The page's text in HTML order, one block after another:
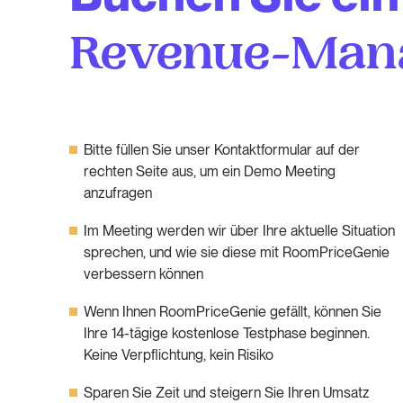
Revenue-
Bitte füllen Sie unser Kontaktformular auf der
rechten Seite aus, um ein Demo Meeting
anzufragen
Im Meeting werden wir über Ihre aktuelle Situation
sprechen, und wie sie diese mit RoomPriceGenie
verbessern können
Wenn Ihnen RoomPriceGenie gefällt, können Sie
Ihre 14-tägige kostenlose Testphase beginnen.
Keine Verpflichtung, kein Risiko
Sparen Sie Zeit und steigern Sie Ihren Umsatz